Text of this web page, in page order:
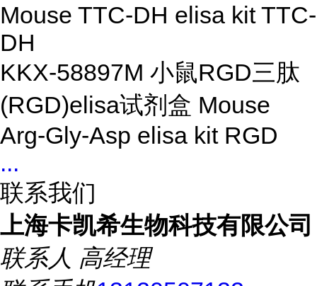
Mouse TTC-DH elisa kit TTC-
DH
KKX-58897M 小鼠RGD三肽
(RGD)elisa试剂盒 Mouse
Arg-Gly-Asp elisa kit RGD
...
联系我们
上海卡凯希生物科技有限公司
联系人 高经理